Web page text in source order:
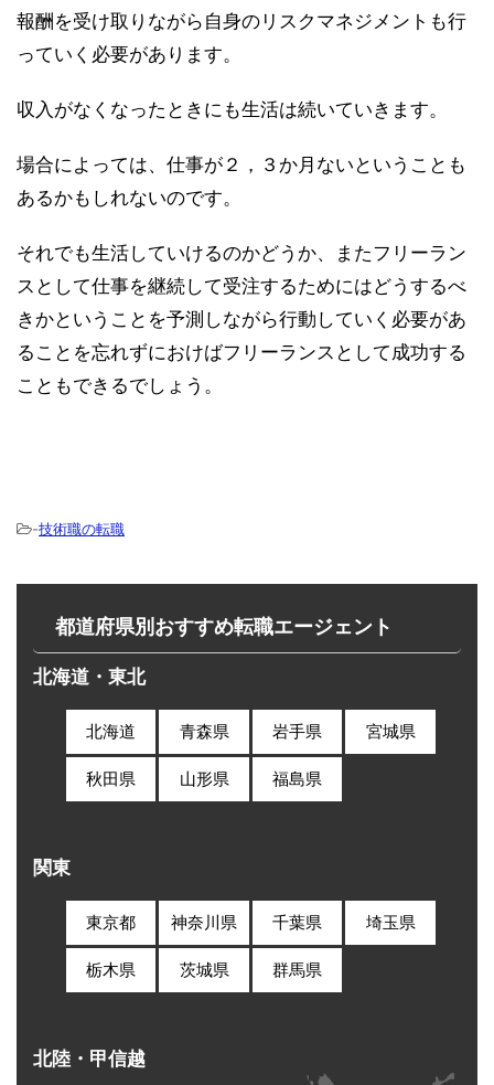
報酬を受け取りながら自身のリスクマネジメントも行
っていく必要があります。
収入がなくなったときにも生活は続いていきます。
場合によっては、仕事が２，３か月ないということも
あるかもしれないのです。
それでも生活していけるのかどうか、またフリーラン
スとして仕事を継続して受注するためにはどうするべ
きかということを予測しながら行動していく必要があ
ることを忘れずにおけばフリーランスとして成功する
こともできるでしょう。
-技術職の転職
都道府県別おすすめ転職エージェント
北海道・東北
北海道 青森県 岩手県 宮城県
秋田県 山形県 福島県
関東
東京都 神奈川県 千葉県 埼玉県
栃木県 茨城県 群馬県
北陸・甲信越